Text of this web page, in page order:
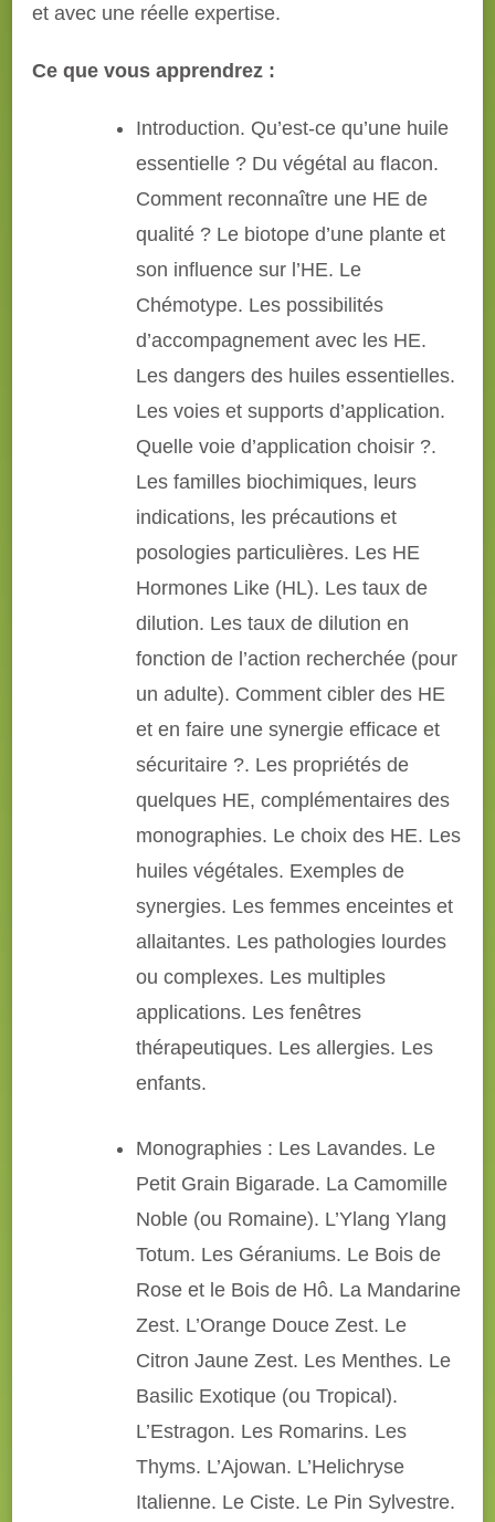
et avec une réelle expertise.
Ce que vous apprendrez :
Introduction. Qu’est-ce qu’une huile
essentielle ? Du végétal au flacon.
Comment reconnaître une HE de
qualité ? Le biotope d’une plante et
son influence sur l’HE. Le
Chémotype. Les possibilités
d’accompagnement avec les HE.
Les dangers des huiles essentielles.
Les voies et supports d’application.
Quelle voie d’application choisir ?.
Les familles biochimiques, leurs
indications, les précautions et
posologies particulières. Les HE
Hormones Like (HL). Les taux de
dilution. Les taux de dilution en
fonction de l’action recherchée (pour
un adulte). Comment cibler des HE
et en faire une synergie efficace et
sécuritaire ?. Les propriétés de
quelques HE, complémentaires des
monographies. Le choix des HE. Les
huiles végétales. Exemples de
synergies. Les femmes enceintes et
allaitantes. Les pathologies lourdes
ou complexes. Les multiples
applications. Les fenêtres
thérapeutiques. Les allergies. Les
enfants.
Monographies : Les Lavandes. Le
Petit Grain Bigarade. La Camomille
Noble (ou Romaine). L’Ylang Ylang
Totum. Les Géraniums. Le Bois de
Rose et le Bois de Hô. La Mandarine
Zest. L’Orange Douce Zest. Le
Citron Jaune Zest. Les Menthes. Le
Basilic Exotique (ou Tropical).
L’Estragon. Les Romarins. Les
Thyms. L’Ajowan. L’Helichryse
Italienne. Le Ciste. Le Pin Sylvestre.